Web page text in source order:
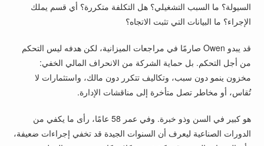
السيولة؟ ما السبب التشغيلي؟ هل التكلفة متكررة؟ أي قسم يملك
الإجراء؟ ما البيانات التي تثبت الاتجاه؟
قد يبدو Owen صارمًا في مراجعات الميزانية، لكن هدفه ليس التحكم
من أجل التحكم. بل حماية الشركة من الانحراف المالي الخفي:
مخزون ينمو دون سبب، وتكاليف تتكرر دون مالك، واستثمارات لا
تُقاس، أو مخاطر تصل متأخرة إلى مناقشات الإدارة.
هو كبير في السن وذو خبرة. وفي عمر 58 عامًا، رأى ما يكفي من
الدورات الصناعية ليعرف أن السنوات الجيدة قد تخفي إجراءات ضعيفة،